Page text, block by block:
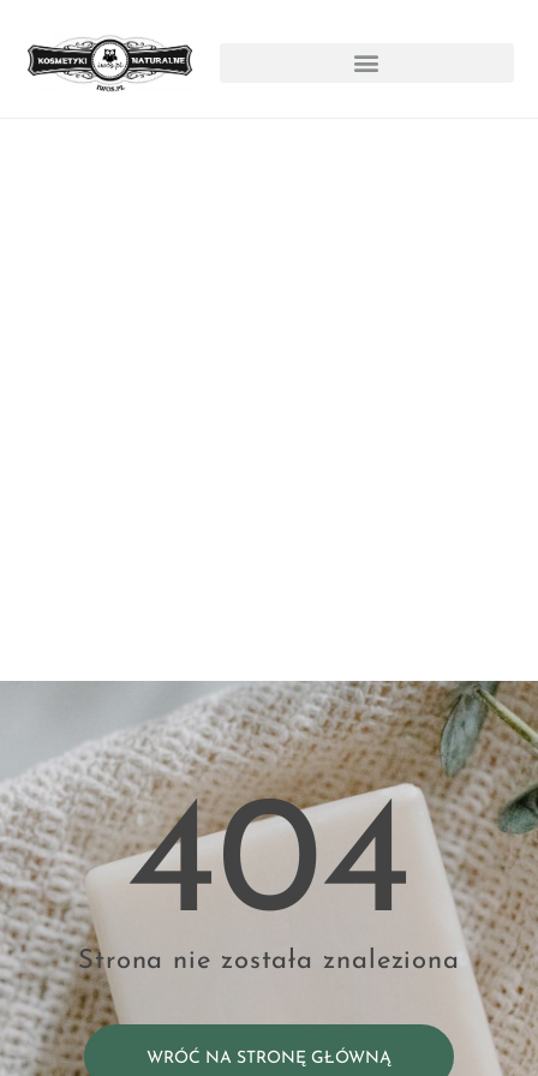
404
Strona nie została znaleziona
WRÓĆ NA STRONĘ GŁÓWNĄ